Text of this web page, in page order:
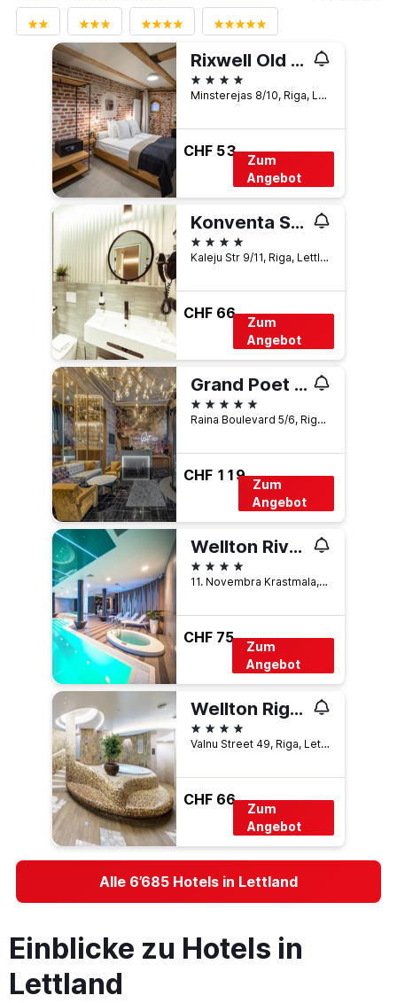
Rixwell Old Riga Palace Hotel
4 Sterne
Minsterejas 8/10, Riga, Lettland
CHF 53
Zum
Angebot
Konventa Sēta Hotel Keystone Collection
4 Sterne
Kaleju Str 9/11, Riga, Lettland
CHF 66
Zum
Angebot
Grand Poet Hotel By Semarah
5 Sterne
Raina Boulevard 5/6, Riga, Lettland
CHF 119
Zum
Angebot
Wellton Riverside Spa Hotel
4 Sterne
11. Novembra Krastmala, 33, Riga, Lettland
CHF 75
Zum
Angebot
Wellton Riga Hotel & Spa
4 Sterne
Valnu Street 49, Riga, Lettland
CHF 66
Zum
Angebot
Alle 6’685 Hotels in Lettland
Einblicke zu Hotels in
Lettland